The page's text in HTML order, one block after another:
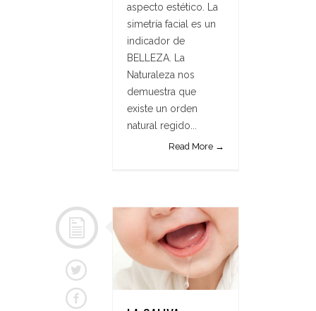
aspecto estético. La
simetría facial es un
indicador de
BELLEZA. La
Naturaleza nos
demuestra que
existe un orden
natural regido...
Read More →